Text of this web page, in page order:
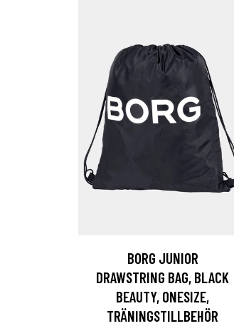
BORG JUNIOR
DRAWSTRING BAG, BLACK
BEAUTY, ONESIZE,
TRÄNINGSTILLBEHÖR